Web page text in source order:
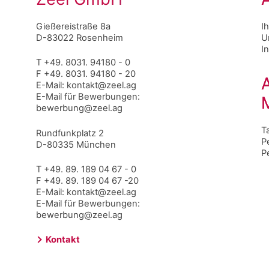
Gießereistraße 8a
D-83022 Rosenheim
T +49. 8031. 94180 - 0
F +49. 8031. 94180 - 20
E-Mail: kontakt@zeel.ag
E-Mail für Bewerbungen:
bewerbung@zeel.ag
Rundfunkplatz 2
D-80335 München
T +49. 89. 189 04 67 - 0
F +49. 89. 189 04 67 -20
E-Mail: kontakt@zeel.ag
E-Mail für Bewerbungen:
bewerbung@zeel.ag
Kontakt